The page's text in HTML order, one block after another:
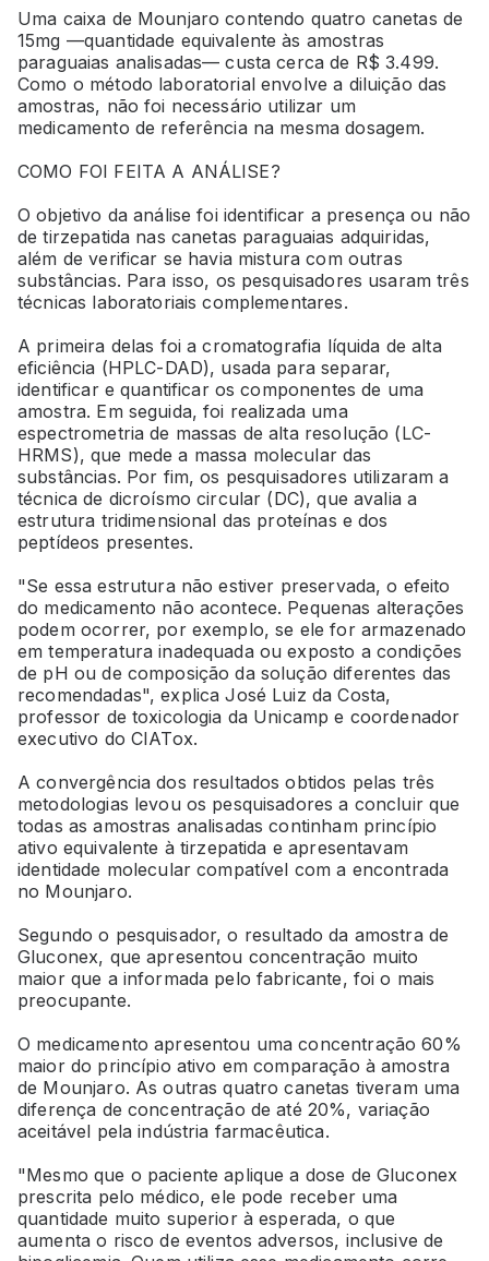
Uma caixa de Mounjaro contendo quatro canetas de
15mg —quantidade equivalente às amostras
paraguaias analisadas— custa cerca de R$ 3.499.
Como o método laboratorial envolve a diluição das
amostras, não foi necessário utilizar um
medicamento de referência na mesma dosagem.
COMO FOI FEITA A ANÁLISE?
O objetivo da análise foi identificar a presença ou não
de tirzepatida nas canetas paraguaias adquiridas,
além de verificar se havia mistura com outras
substâncias. Para isso, os pesquisadores usaram três
técnicas laboratoriais complementares.
A primeira delas foi a cromatografia líquida de alta
eficiência (HPLC-DAD), usada para separar,
identificar e quantificar os componentes de uma
amostra. Em seguida, foi realizada uma
espectrometria de massas de alta resolução (LC-
HRMS), que mede a massa molecular das
substâncias. Por fim, os pesquisadores utilizaram a
técnica de dicroísmo circular (DC), que avalia a
estrutura tridimensional das proteínas e dos
peptídeos presentes.
"Se essa estrutura não estiver preservada, o efeito
do medicamento não acontece. Pequenas alterações
podem ocorrer, por exemplo, se ele for armazenado
em temperatura inadequada ou exposto a condições
de pH ou de composição da solução diferentes das
recomendadas", explica José Luiz da Costa,
professor de toxicologia da Unicamp e coordenador
executivo do CIATox.
A convergência dos resultados obtidos pelas três
metodologias levou os pesquisadores a concluir que
todas as amostras analisadas continham princípio
ativo equivalente à tirzepatida e apresentavam
identidade molecular compatível com a encontrada
no Mounjaro.
Segundo o pesquisador, o resultado da amostra de
Gluconex, que apresentou concentração muito
maior que a informada pelo fabricante, foi o mais
preocupante.
O medicamento apresentou uma concentração 60%
maior do princípio ativo em comparação à amostra
de Mounjaro. As outras quatro canetas tiveram uma
diferença de concentração de até 20%, variação
aceitável pela indústria farmacêutica.
"Mesmo que o paciente aplique a dose de Gluconex
prescrita pelo médico, ele pode receber uma
quantidade muito superior à esperada, o que
aumenta o risco de eventos adversos, inclusive de